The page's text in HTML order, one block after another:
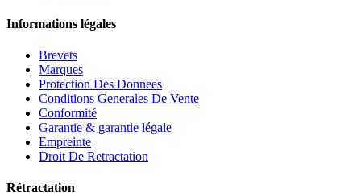
Informations légales
Brevets
Marques
Protection Des Donnees
Conditions Generales De Vente
Conformité
Garantie & garantie légale
Empreinte
Droit De Retractation
Rétractation